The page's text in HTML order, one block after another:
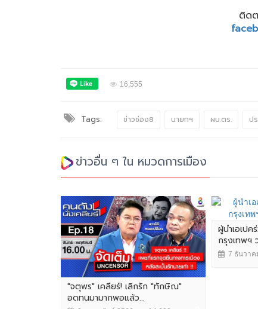
ติด
16,555
Tags: ข่าวช่อง8 นายกฯ ผบ.ตร. ป
ข่าวอื่น ๆ ใน หมวดการเมือง
"จตุพร" เคลียร์! เลิกรัก "ทักษิณ"
อดทนมามากพอแล้ว...
ผู้นำเอเปค
กรุงเทพฯ
7 ธันวาค